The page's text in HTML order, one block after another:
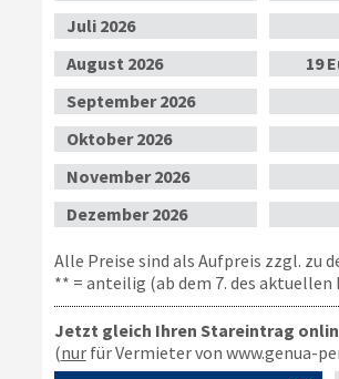
Juli2026
August 2026 19
September2026
Oktober2026
November2026
Dezember2026
Alle Preise sind als Aufpreis zzgl. zu
** = anteilig (ab dem 7. des
Jetzt gleich Ihren Stareintrag
(nurfür Vermieter von www.genua-